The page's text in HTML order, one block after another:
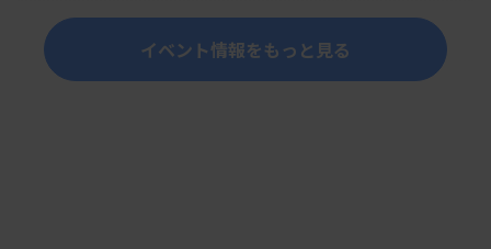
イベント情報をもっと見る